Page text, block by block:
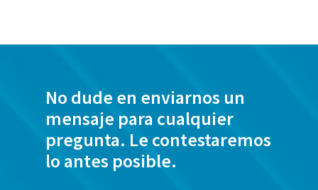
No dude en enviarnos un
mensaje para cualquier
pregunta. Le contestaremos
lo antes posible.